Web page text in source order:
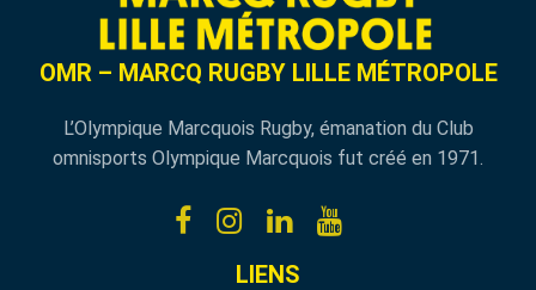
OMR – MARCQ RUGBY LILLE MÉTROPOLE
L’Olympique Marcquois Rugby, émanation du Club
omnisports Olympique Marcquois fut créé en 1971.
LIENS